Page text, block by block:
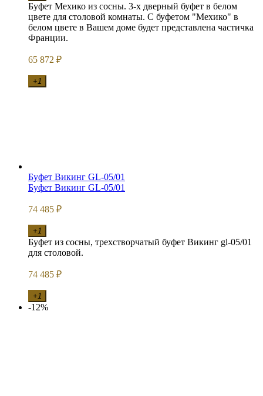
Буфет Мехико из сосны. 3-х дверный буфет в белом
цвете для столовой комнаты. С буфетом "Мехико" в
белом цвете в Вашем доме будет представлена частичка
Франции.
65 872 ₽
+1
Буфет Викинг GL-05/01
Буфет Викинг GL-05/01
74 485 ₽
+1
Буфет из сосны, трехстворчатый буфет Викинг gl-05/01
для столовой.
74 485 ₽
+1
-12%